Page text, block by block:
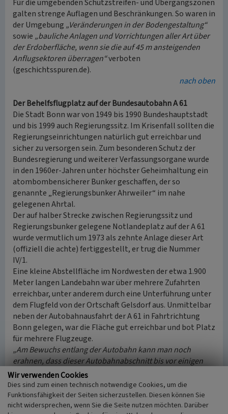
Für die umgebenden Schutzstreifen- und Übergangszonen
galten strenge Auflagen und Beschränkungen. So waren in
der Umgebung „Veränderungen in der Bodengestaltung“
sowie „bauliche Anlagen und Vorrichtungen aller Art über
der Erdoberfläche, wenn sie die auf 45 m ansteigenden
Anflugsektoren überragen“verboten
(geschichtsspuren.de).
nach oben
Der Behelfsflugplatz auf der Bundesautobahn A 61
Die Stadt Bonn war von 1949 bis 1990 Bundeshauptstadt
und bis 1999 auch Regierungssitz. Im Krisenfall sollten die
Regierungseinrichtungen natürlich gut erreichbar und
sicher zu versorgen sein. Zum besonderen Schutz der
Bundesregierung und weiterer Verfassungsorgane wurde
in den 1960er-Jahren unter höchster Geheimhaltung ein
atombombensicherer Bunker geschaffen, der so
genannte „Regierungsbunker Ahrweiler“ im nahe
gelegenen Ahrtal.
Der auf halber Strecke zwischen Regierungssitz und
Regierungsbunker gelegene Notlandeplatz auf der A 61
wurde vermutlich um 1973 als zehnte Anlage dieser Art
(offiziell die achte) fertiggestellt, er trug die Nummer
IV/1.
Eine kleine Abstellfläche im Nordwesten der etwa 1.900
Meter langen Landebahn war über mehrere Zufahrten
erreichbar, unter anderem durch eine Unterführung unter
dem Flugfeld von der Ortschaft Gelsdorf aus. Unmittelbar
neben der Autobahnausfahrt der A 61 in Fahrtrichtung
Bonn gelegen, war die Fläche gut erreichbar und bot Platz
für mehrere Flugzeuge.
„Am Bewuchs entlang der Autobahn kann man noch
erahnen, dass dieser Autobahnabschnitt bis vor einigen
Jahren noch bewusst hindernisfrei gehalten wurde, auch
wenn sich die Natur ihren Lebensraum zurückerobert.“
Hier befindet sich ein„geschützter Anschaltkasten, über
den der Fernmeldebetrieb des Notlandeplatzes
Wir verwenden Cookies
Dies sind zum einen technisch notwendige Cookies, um die
Funktionsfähigkeit der Seiten sicherzustellen. Diesen können Sie
nicht widersprechen, wenn Sie die Seite nutzen möchten. Darüber